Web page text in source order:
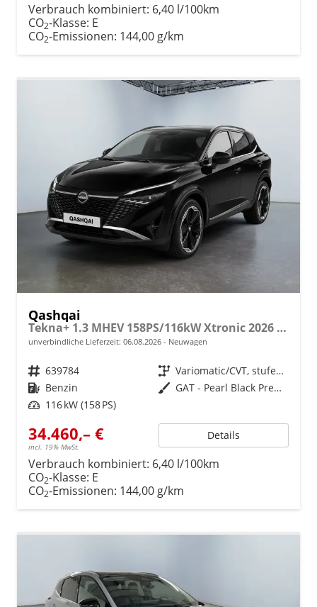
Verbrauch kombiniert: 6,40 l/100km
CO2-Klasse: E
CO2-Emissionen: 144,00 g/km
Qashqai
Tekna+ 1.3 MHEV 158PS/116kW Xtronic 2026 +20"ALU+PANO+BOSE+HuD
unverbindliche Lieferzeit: 06.08.2026 Neuwagen
Fahrzeugnr. 639784 Getriebe
Variomatic/CVT, stufenlos
Kraftstoff Benzin Außenfarbe
GAT - Pearl Black Premium Perleffekt
Leistung 116 kW (158 PS)
34.460,– €
incl. 19% MwSt.
Details
Verbrauch kombiniert: 6,40 l/100km
CO2-Klasse: E
CO2-Emissionen: 144,00 g/km